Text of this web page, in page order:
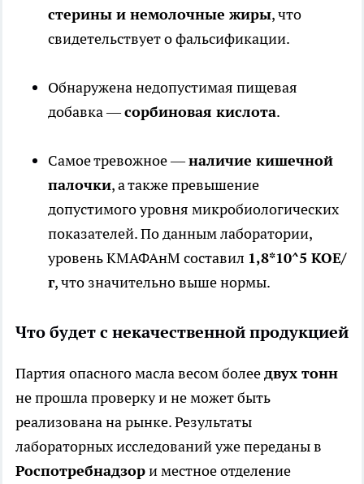
стерины и немолочные жиры, что
свидетельствует о фальсификации.
Обнаружена недопустимая пищевая
добавка —сорбиновая кислота.
Самое тревожное —наличие кишечной
палочки, а также превышение
допустимого уровня микробиологических
показателей. По данным лаборатории,
уровень КМАФАнМ составил 1,8*10^5 КОЕ/
г, что значительно выше нормы.
Что будет с некачественной продукцией
Партия опасного масла весом болеедвух тонн
не прошла проверку и не может быть
реализована на рынке. Результаты
лабораторных исследований уже переданы в
Роспотребнадзори местное отделение